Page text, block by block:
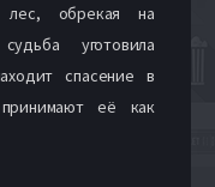
лес, обрекая на
уготовила
спасение в
её как